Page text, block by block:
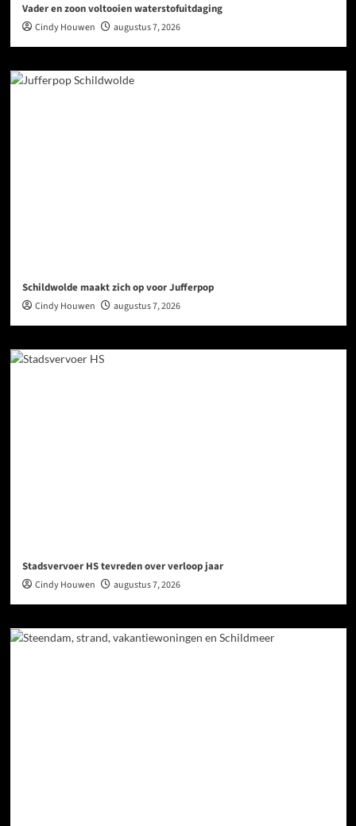
Vader en zoon voltooien waterstofuitdaging
Cindy Houwen augustus 7, 2026
Schildwolde maakt zich op voor Jufferpop
Cindy Houwen augustus 7, 2026
Stadsvervoer HS tevreden over verloop jaar
Cindy Houwen augustus 7, 2026